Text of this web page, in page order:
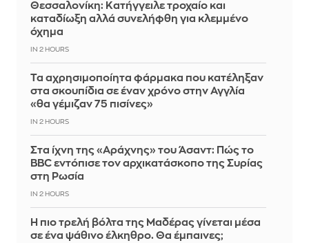
Θεσσαλονίκη: Κατήγγειλε τροχαίο και
καταδίωξη αλλά συνελήφθη για κλεμμένο
όχημα
IN 2 HOURS
Τα αχρησιμοποίητα φάρμακα που κατέληξαν
στα σκουπίδια σε έναν χρόνο στην Αγγλία
«θα γέμιζαν 75 πισίνες»
IN 2 HOURS
Στα ίχνη της «Αράχνης» του Άσαντ: Πώς το
BBC εντόπισε τον αρχικατάσκοπο της Συρίας
στη Ρωσία
IN 2 HOURS
Η πιο τρελή βόλτα της Μαδέρας γίνεται μέσα
σε ένα ψάθινο έλκηθρο. Θα έμπαινες;